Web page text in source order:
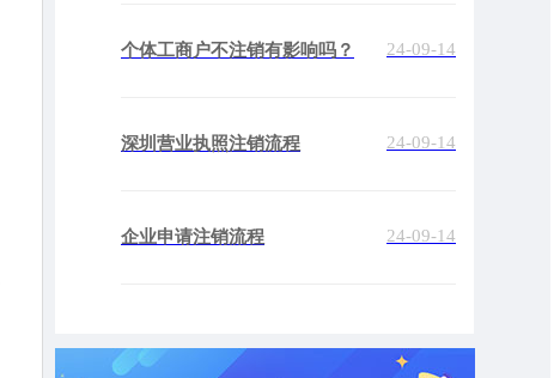
个体工商户不注销有影响吗？ 24-09-14
深圳营业执照注销流程 24-09-14
企业申请注销流程 24-09-14